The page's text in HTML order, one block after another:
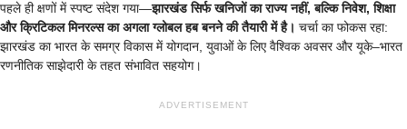
पहले ही क्षणों में स्पष्ट संदेश गया—झारखंड सिर्फ खनिजों का राज्य नहीं, बल्कि निवेश, शिक्षा
और क्रिटिकल मिनरल्स का अगला ग्लोबल हब बनने की तैयारी में है। चर्चा का फोकस रहा:
झारखंड का भारत के समग्र विकास में योगदान, युवाओं के लिए वैश्विक अवसर और यूके–भारत
रणनीतिक साझेदारी के तहत संभावित सहयोग।
ADVERTISEMENT